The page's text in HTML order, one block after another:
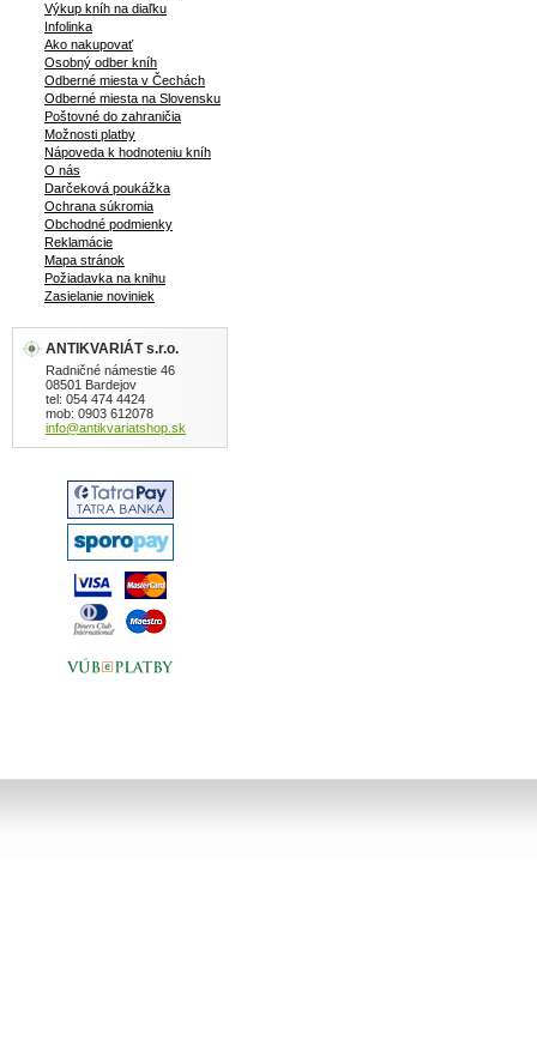
Výkup kníh na diaľku
Infolinka
Ako nakupovať
Osobný odber kníh
Odberné miesta v Čechách
Odberné miesta na Slovensku
Poštovné do zahraničia
Možnosti platby
Nápoveda k hodnoteniu kníh
O nás
Darčeková poukážka
Ochrana súkromia
Obchodné podmienky
Reklamácie
Mapa stránok
Požiadavka na knihu
Zasielanie noviniek
ANTIKVARIÁT s.r.o.
Radničné námestie 46
08501 Bardejov
tel: 054 474 4424
mob: 0903 612078
info@antikvariatshop.sk